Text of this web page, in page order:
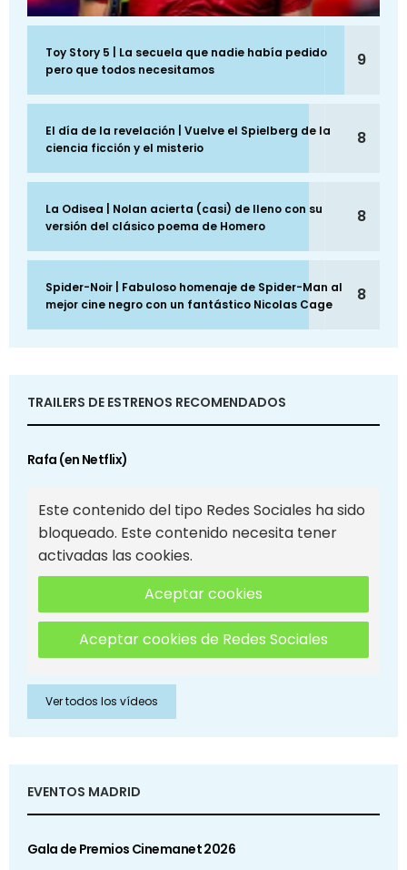
Toy Story 5 | La secuela que nadie había pedido
pero que todos necesitamos
9
El día de la revelación | Vuelve el Spielberg de la
ciencia ficción y el misterio
8
La Odisea | Nolan acierta (casi) de lleno con su
versión del clásico poema de Homero
8
Spider-Noir | Fabuloso homenaje de Spider-Man al
mejor cine negro con un fantástico Nicolas Cage
8
TRAILERS DE ESTRENOS RECOMENDADOS
Rafa (en Netflix)
Este contenido del tipo Redes Sociales ha sido
bloqueado. Este contenido necesita tener
activadas las cookies.
Aceptar cookies
Aceptar cookies de Redes Sociales
Ver todos los vídeos
EVENTOS MADRID
Gala de Premios Cinemanet 2026